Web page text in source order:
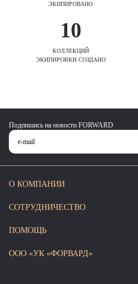
ЭКИПИРОВАНО
10
КОЛЛЕКЦИЙ
ЭКИПИРОВКИ СОЗДАНО
Подпишись на новости FORWARD
О КОМПАНИИ
СОТРУДНИЧЕСТВО
ПОМОЩЬ
ООО «УК «ФОРВАРД»